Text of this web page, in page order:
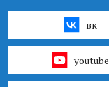
вк
youtube